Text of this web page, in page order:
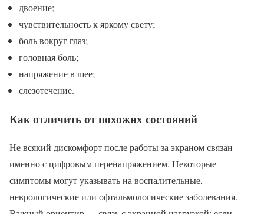
двоение;
чувствительность к яркому свету;
боль вокруг глаз;
головная боль;
напряжение в шее;
слезотечение.
Как отличить от похожих состояний
Не всякий дискомфорт после работы за экраном связан
именно с цифровым перенапряжением. Некоторые
симптомы могут указывать на воспалительные,
неврологические или офтальмологические заболевания.